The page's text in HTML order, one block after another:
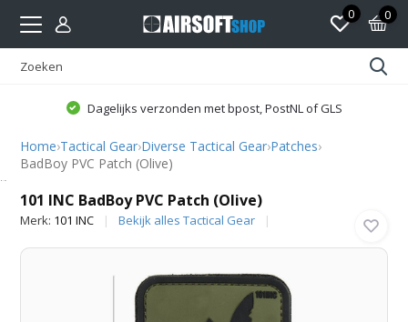
0 0
Dagelijks verzonden met bpost, PostNL of GLS
Home›Tactical Gear›Diverse Tactical Gear›Patches›
BadBoy PVC Patch (Olive)
101 INC BadBoy PVC Patch (Olive)
Merk: 101 INC Bekijk alles Tactical Gear